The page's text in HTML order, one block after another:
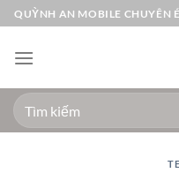
Bỏ
qua
nội
QUỲNH AN MOBILE CHUYÊN
Tìm
kiếm: